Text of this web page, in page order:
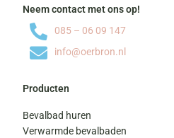
Neem contact met ons op!
085 – 06 09 147
info@oerbron.nl
Producten
Bevalbad huren
Verwarmde bevalbaden